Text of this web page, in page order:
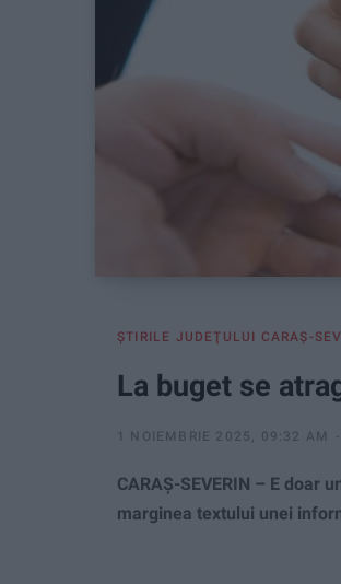
ŞTIRILE JUDEŢULUI CARAŞ-
La buget se
1 NOIEMBRIE 2025, 09:32 AM
CARAȘ-SEVERIN – E doar
marginea textului unei